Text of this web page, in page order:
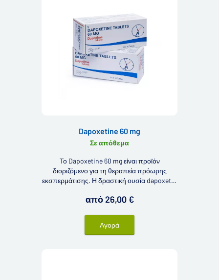
Dapoxetine 60 mg
Σε απόθεμα
Το Dapoxetine 60 mg είναι προϊόν
διοριζόμενο για τη θεραπεία πρόωρης
εκσπερμάτισης. Η δραστική ουσία dapoxetin
μπορείτε να απολαύσετε την ηδονή για
από 26,00 €
Αγορά